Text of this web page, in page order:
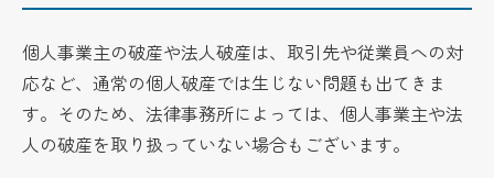
個人事業主の破産や法人破産は、取引先や従業員への対
応など、通常の個人破産では生じない問題も出てきま
す。そのため、法律事務所によっては、個人事業主や法
人の破産を取り扱っていない場合もございます。